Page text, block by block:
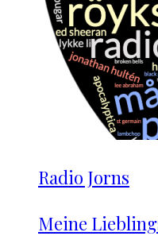
Radio Jorns
Meine